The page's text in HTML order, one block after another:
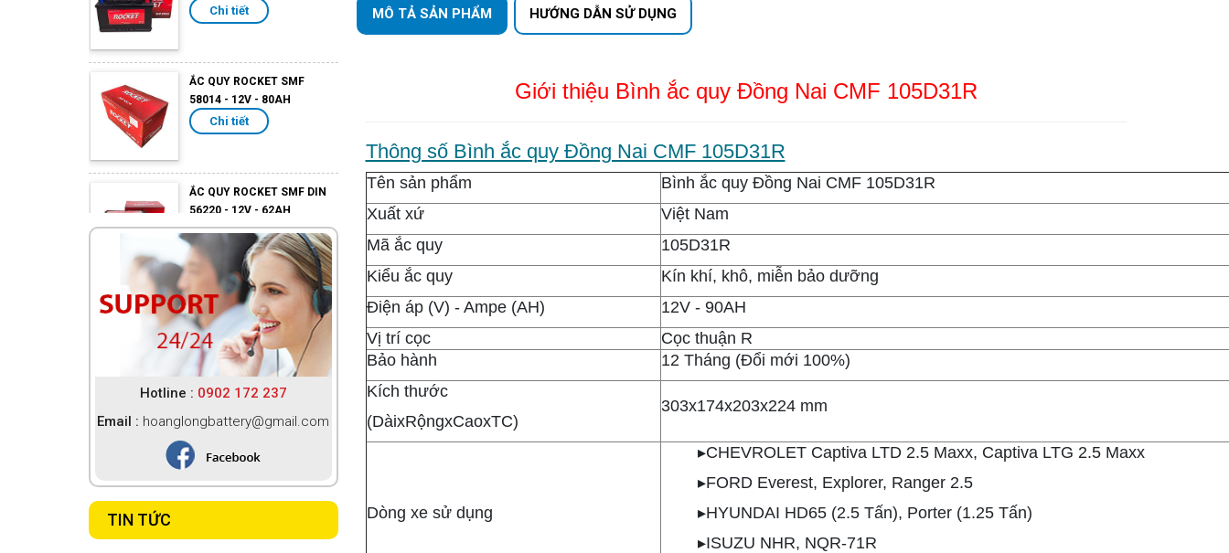
58014 - 12V - 80AH
Chi tiết
56220 - 12V - 62AH
Chi tiết
ẮC QUY ROCKET SMF
N120-12V-120AH
Chi tiết
ẮC QUY ROCKET SMF
105D31R -12V -94AH
Chi tiết
ẮC QUY GS CMF 115D33C -
Hotline : 0902 172 237
Email : hoanglongbattery@gmail.com
TIN TỨC
MÔ TẢ SẢN PHẨM HƯỚNG DẪN SỬ DỤNG
Giới thiệu Bình ắc quy Đồng Nai CMF 105D31R
Thông số Bình ắc quy Đồng Nai CMF 105D31R
Tên sản phẩm
Bình ắc quy Đồng Nai CMF 105D31R
Xuất xứ
Việt Nam
Mã ắc quy
105D31R
Kiểu ắc quy
Kín khí, khô, miễn bảo dưỡng
Điện áp (V) - Ampe (AH)
12V - 90AH
Vị trí cọc
Cọc thuận R
Bảo hành
12 Tháng (Đổi mới 100%)
Kích thước
(DàixRộngxCaoxTC)
303x174x203x224 mm
Dòng xe sử dụng
▸CHEVROLET Captiva LTD 2.5 Maxx, Captiva LTG 2.5 Maxx
▸FORD Everest, Explorer, Ranger 2.5
▸HYUNDAI HD65 (2.5 Tấn), Porter (1.25 Tấn)
▸ISUZU NHR, NQR-71R